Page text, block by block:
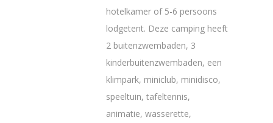
hotelkamer of 5-6 persoons
lodgetent. Deze camping heeft
2 buitenzwembaden, 3
kinderbuitenzwembaden, een
klimpark, miniclub, minidisco,
speeltuin, tafeltennis,
animatie, wasserette,